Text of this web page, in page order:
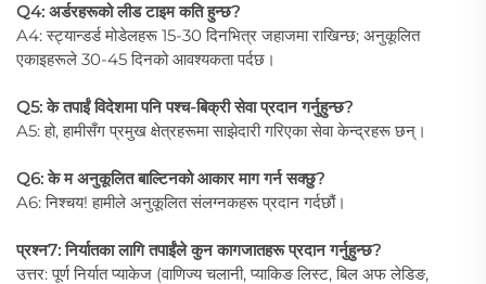
Q4: अर्डरहरूको लीड टाइम कति हुन्छ?
A4: स्ट्यान्डर्ड मोडेलहरू 15-30 दिनभित्र जहाजमा राखिन्छ; अनुकूलित
एकाइहरूले 30-45 दिनको आवश्यकता पर्दछ।
Q5: के तपाईं विदेशमा पनि पश्च-बिक्री सेवा प्रदान गर्नुहुन्छ?
A5: हो, हामीसँग प्रमुख क्षेत्रहरूमा साझेदारी गरिएका सेवा केन्द्रहरू छन्।
Q6: के म अनुकूलित बाल्टिनको आकार माग गर्न सक्छु?
A6: निश्चय! हामीले अनुकूलित संलग्नकहरू प्रदान गर्दछौं।
प्रश्न7: निर्यातका लागि तपाईंले कुन कागजातहरू प्रदान गर्नुहुन्छ?
उत्तर: पूर्ण निर्यात प्याकेज (वाणिज्य चलानी, प्याकिङ लिस्ट, बिल अफ लेडिङ,